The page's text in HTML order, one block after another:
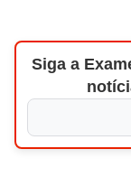
Siga a